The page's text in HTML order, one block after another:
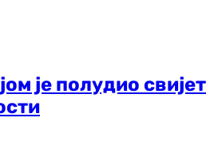
је полудио свијет